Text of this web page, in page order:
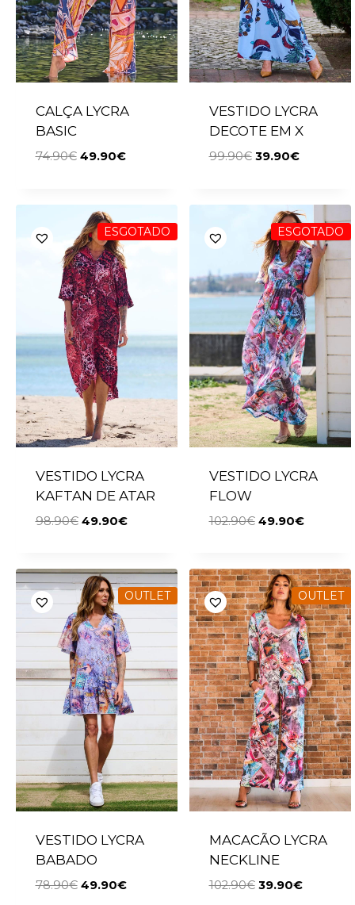
CALÇA LYCRA
BASIC
74.90€ 49.90€
VESTIDO LYCRA
DECOTE EM X
99.90€ 39.90€
ESGOTADO
VESTIDO LYCRA
KAFTAN DE ATAR
98.90€ 49.90€
ESGOTADO
VESTIDO LYCRA
FLOW
102.90€ 49.90€
OUTLET
VESTIDO LYCRA
BABADO
78.90€ 49.90€
OUTLET
MACACÃO LYCRA
NECKLINE
102.90€ 39.90€